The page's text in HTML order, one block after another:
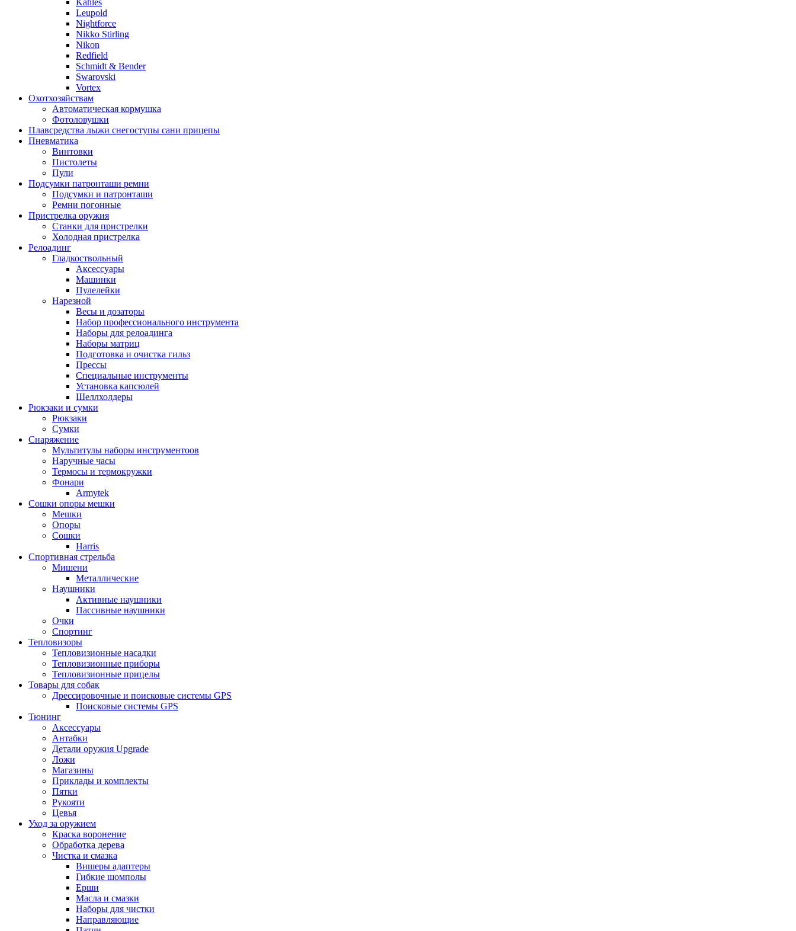
Kahles
Leupold
Nightforce
Nikko Stirling
Nikon
Redfield
Schmidt & Bender
Swarovski
Vortex
Охотхозяйствам
Автоматическая кормушка
Фотоловушки
Плавсредства лыжи снегоступы сани прицепы
Пневматика
Винтовки
Пистолеты
Пули
Подсумки патронташи ремни
Подсумки и патронташи
Ремни погонные
Пристрелка оружия
Станки для пристрелки
Холодная пристрелка
Релоадинг
Гладкоствольный
Аксессуары
Машинки
Пулелейки
Нарезной
Весы и дозаторы
Набор профессионального инструмента
Наборы для релоадинга
Наборы матриц
Подготовка и очистка гильз
Прессы
Специальные инструменты
Установка капсюлей
Шеллхолдеры
Рюкзаки и сумки
Рюкзаки
Сумки
Снаряжение
Мультитулы наборы инструментоов
Наручные часы
Термосы и термокружки
Фонари
Armytek
Сошки опоры мешки
Мешки
Опоры
Сошки
Harris
Спортивная стрельба
Мишени
Металлические
Наушники
Активные наушники
Пассивные наушники
Очки
Спортинг
Тепловизоры
Тепловизионные насадки
Тепловизионные приборы
Тепловизионные прицелы
Товары для собак
Дрессировочные и поисковые системы GPS
Поисковые системы GPS
Тюнинг
Аксессуары
Антабки
Детали оружия Upgrade
Ложи
Магазины
Приклады и комплекты
Пятки
Рукояти
Цевья
Уход за оружием
Краска воронение
Обработка дерева
Чистка и смазка
Вишеры адаптеры
Гибкие шомполы
Ерши
Масла и смазки
Наборы для чистки
Направляющие